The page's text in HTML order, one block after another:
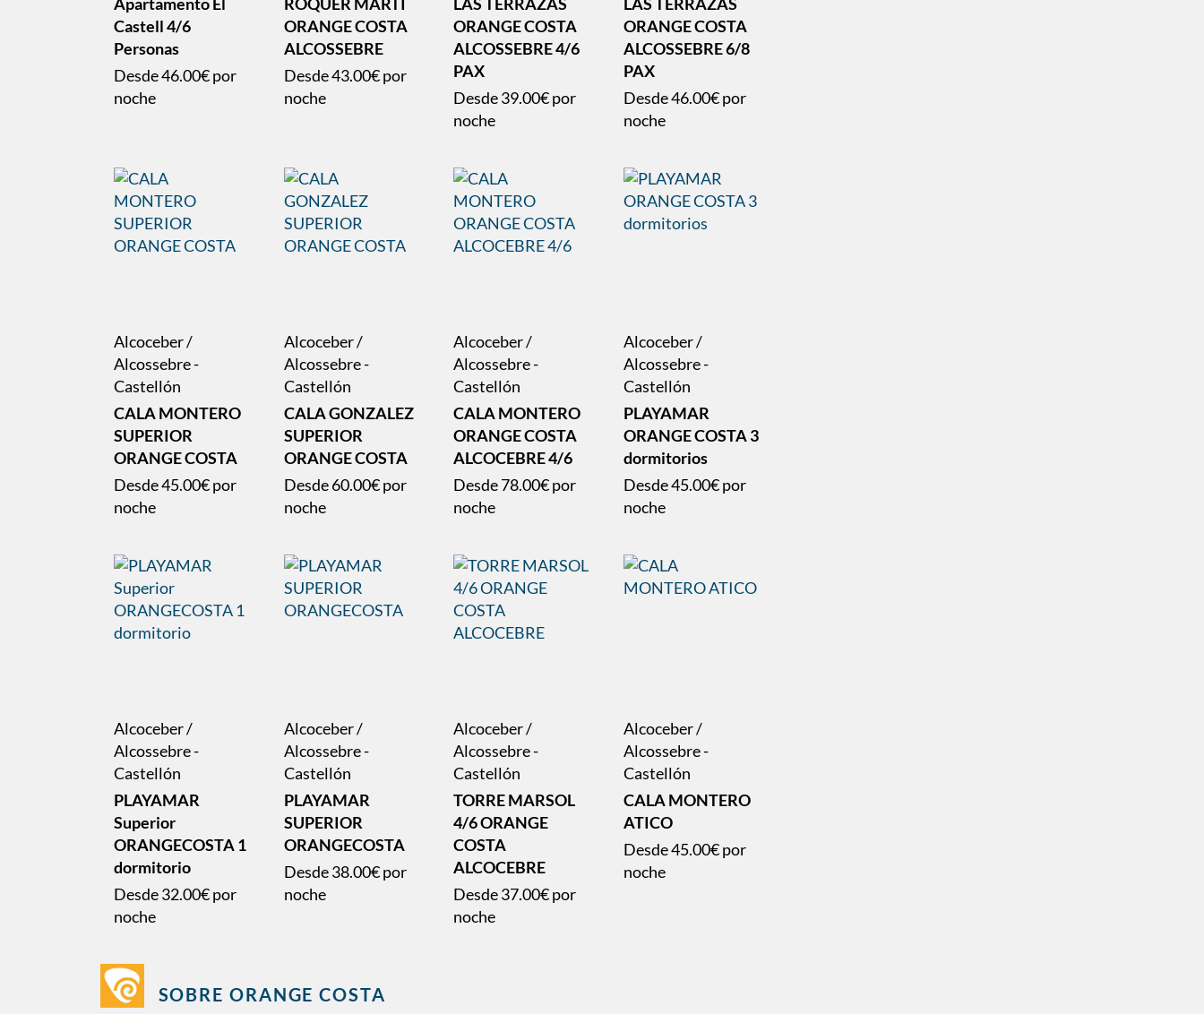
Castell 4/6
Personas
Desde46.00€por
noche
ORANGE COSTA
ALCOSSEBRE
Desde43.00€por
noche
ORANGE COSTA
ALCOSSEBRE 4/6
PAX
Desde39.00€por
noche
ORANGE COSTA
ALCOSSEBRE 6/8
PAX
Desde46.00€por
noche
Alcoceber /
Alcossebre -
Castellón
CALA MONTERO
SUPERIOR
ORANGE COSTA
Desde45.00€por
noche
Alcoceber /
Alcossebre -
Castellón
CALA GONZALEZ
SUPERIOR
ORANGE COSTA
Desde60.00€por
noche
Alcoceber /
Alcossebre -
Castellón
CALA MONTERO
ORANGE COSTA
ALCOCEBRE 4/6
Desde78.00€por
noche
Alcoceber /
Alcossebre -
Castellón
PLAYAMAR
ORANGE COSTA 3
dormitorios
Desde45.00€por
noche
Alcoceber /
Alcossebre -
Castellón
PLAYAMAR
Superior
ORANGECOSTA 1
dormitorio
Desde32.00€por
noche
Alcoceber /
Alcossebre -
Castellón
PLAYAMAR
SUPERIOR
ORANGECOSTA
Desde38.00€por
noche
Alcoceber /
Alcossebre -
Castellón
TORRE MARSOL
4/6 ORANGE
COSTA
ALCOCEBRE
Desde37.00€por
noche
Alcoceber /
Alcossebre -
Castellón
CALA MONTERO
ATICO
Desde45.00€por
noche
SOBRE ORANGE COSTA